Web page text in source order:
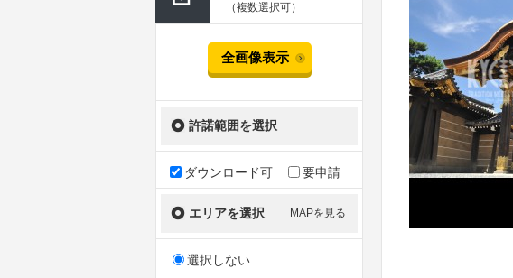
（複数選択可）
全画像表示
許諾範囲を選択
ダウンロード可 要申請
エリアを選択 MAPを見る
選択しない